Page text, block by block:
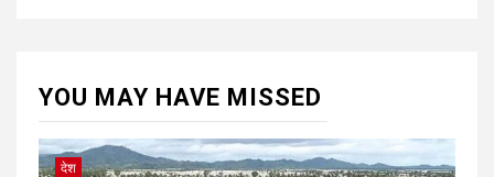
YOU MAY HAVE MISSED
देश